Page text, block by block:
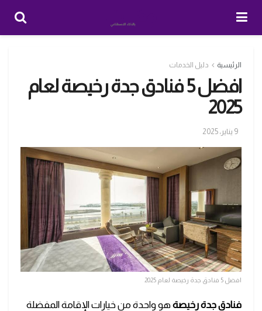
الرئيسية دليل الخدمات
افضل 5 فنادق جدة رخيصة لعام
2025
9 يناير، 2025
افضل 5 فنادق جدة رخيصة لعام 2025
فنادق جدة رخيصةهو واحدة من خيارات الإقامة المفضلة